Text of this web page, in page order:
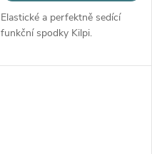
Elastické a perfektně sedící
funkční spodky Kilpi.